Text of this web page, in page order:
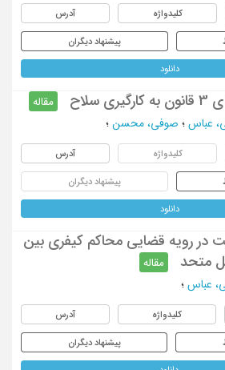
کلیدواژه آدرس
پیشنهاد دیگران
دانلود
مقاله
عباس ؛ صوفی، محسن ؛
کلیدواژه آدرس
پیشنهاد دیگران
دانلود
در رویه قضایی محاکم کیفری بین
متحد
مقاله
عباس ؛
کلیدواژه آدرس
پیشنهاد دیگران